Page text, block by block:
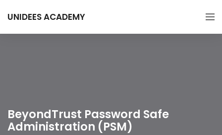
UNIDEES ACADEMY
BeyondTrust Password Safe
Administration (PSM)